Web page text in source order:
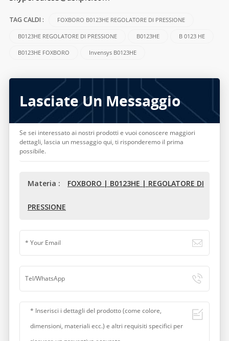
TAG CALDI : FOXBORO B0123HE REGOLATORE DI PRESSIONE
B0123HE REGOLATORE DI PRESSIONE B0123HE B 0123 HE
B0123HE FOXBORO Invensys B0123HE
Lasciate Un Messaggio
Se sei interessato ai nostri prodotti e vuoi conoscere maggiori
dettagli, lascia un messaggio qui, ti risponderemo il prima
possibile.
Materia : FOXBORO | B0123HE | REGOLATORE DI
PRESSIONE